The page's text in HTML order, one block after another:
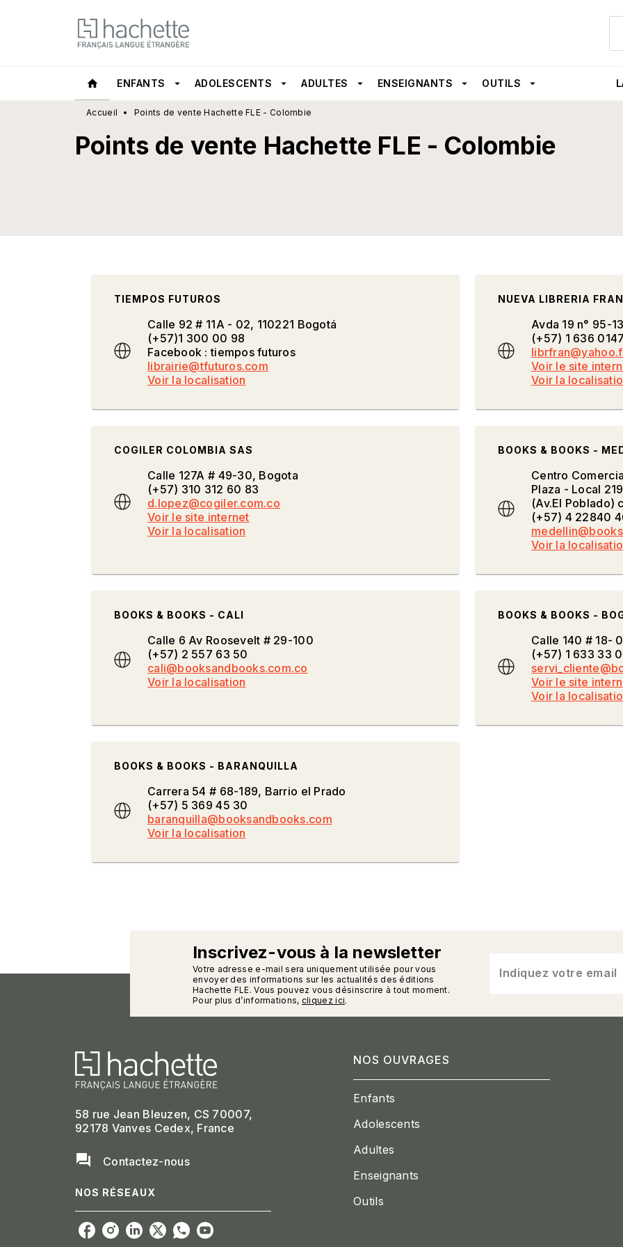
MENU RECHERCHE
home ENFANTS arrow_drop_down ADOLESCENTS arrow_drop_down ADULTES arrow_drop_down ENSEIGNANTS arrow_drop_down OUTILS arrow_drop_down
Accueil • Points de vente Hachette FLE - Colombie
Points de vente Hachette FLE - Colombie
TIEMPOS FUTUROS
Calle 92 # 11A - 02, 110221 Bogotá
(+57)1 300 00 98
Facebook : tiempos futuros
librairie@tfuturos.com
Voir la localisation
NUEVA LIBRERIA
Avda 19 n° 95-
(+57) 1 636 0147
Voir le site
Voir la
COGILER COLOMBIA SAS
Calle 127A # 49-30, Bogota
(+57) 310 312 60 83
d.lopez@cogiler.com.co
Voir le site internet
Voir la localisation
BOOKS & BOOKS -
Centro
Plaza - Local
(Av.El Poblado)
(+57) 4 22840
Voir la
BOOKS & BOOKS - CALI
Calle 6 Av Roosevelt # 29-100
(+57) 2 557 63 50
cali@booksandbooks.com.co
Voir la localisation
BOOKS & BOOKS -
Calle 140 # 18-
(+57) 1 633 33
Voir le site
Voir la
BOOKS & BOOKS - BARANQUILLA
Carrera 54 # 68-189, Barrio el Prado
(+57) 5 369 45 30
baranquilla@booksandbooks.com
Voir la localisation
calmann_enveloppe
Inscrivez-vous à la newsletter
Votre adresse e-mail sera uniquement utilisée pour vous
envoyer des informations sur les actualités des éditions
Hachette FLE. Vous pouvez vous désinscrire à tout moment.
Pour plus d’informations, cliquez ici.
Indiquez votre email
58 rue Jean Bleuzen, CS 70007,
92178 Vanves Cedex, France
question_answer Contactez-nous
NOS RÉSEAUX
NOS OUVRAGES
Enfants
Adolescents
Adultes
Enseignants
Outils